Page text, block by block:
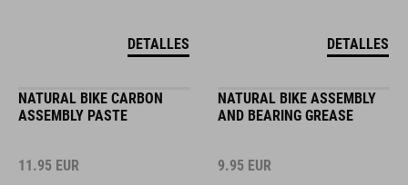
DETALLES DETALLES
NATURAL BIKE CARBON
ASSEMBLY PASTE
11.95 EUR
NATURAL BIKE ASSEMBLY
AND BEARING GREASE
9.95 EUR